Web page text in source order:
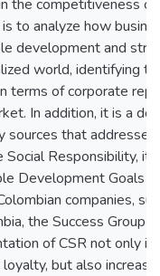
the competitiveness of
to analyze how
development and
world, identifying
terms of corporate
In addition, it is a
sources that
Social Responsibility,
Development Goals
companies,
the Success Group
of CSR not only
but also